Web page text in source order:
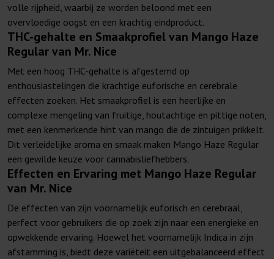
volle rijpheid, waarbij ze worden beloond met een
overvloedige oogst en een krachtig eindproduct.
THC-gehalte en Smaakprofiel van Mango Haze
Regular van Mr. Nice
Met een hoog THC-gehalte is afgestemd op
enthousiastelingen die krachtige euforische en cerebrale
effecten zoeken. Het smaakprofiel is een heerlijke en
complexe mengeling van fruitige, houtachtige en pittige noten,
met een kenmerkende hint van mango die de zintuigen prikkelt.
Dit verleidelijke aroma en smaak maken Mango Haze Regular
een gewilde keuze voor cannabisliefhebbers.
Effecten en Ervaring met Mango Haze Regular
van Mr. Nice
De effecten van zijn voornamelijk euforisch en cerebraal,
perfect voor gebruikers die op zoek zijn naar een energieke en
opwekkende ervaring. Hoewel het voornamelijk Indica in zijn
afstamming is, biedt deze variëteit een uitgebalanceerd effect